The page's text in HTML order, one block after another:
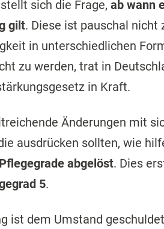
sich die Frage, ab wann
gilt. Diese ist pauschal nicht
in unterschiedlichen
zu werden, trat in
in Kraft.
Änderungen mit
ausdrücken sollten, wie
Pflegegrade abgelöst. Dies
5.
ist dem Umstand